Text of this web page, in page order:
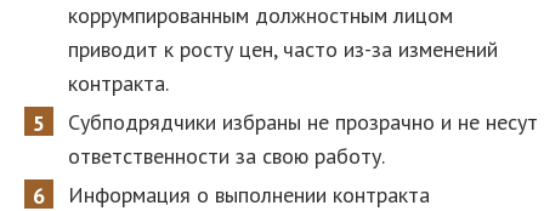
коррумпированным должностным лицом
приводит к росту цен, часто из-за изменений
контракта.
Субподрядчики избраны не прозрачно и не несут
ответственности за свою работу.
Информация о выполнении контракта